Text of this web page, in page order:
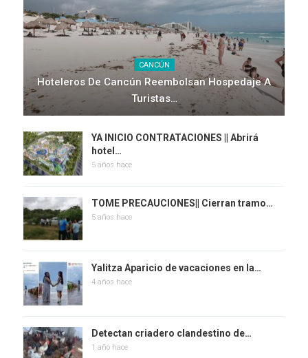
CANCÚN
Hoteleros De Cancún Reembolsan Hospedaje A
Turistas…
YA INICIO CONTRATACIONES || Abrirá
hotel…
5 años hace
TOME PRECAUCIONES|| Cierran tramo…
5 años hace
Yalitza Aparicio de vacaciones en la…
4 años hace
Detectan criadero clandestino de…
1 año hace